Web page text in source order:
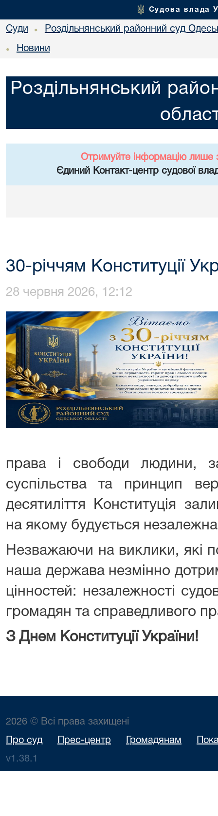
Судова влада
Суди • Роздільнянський районний суд
• Новини
Роздільнянський
Отримуйте інформацію лише
Єдиний Контакт-центр судової
30-річчям Конституції
28 червня 2026, 12:12
права і свободи людини,
суспільства та принцип
десятиліття Конституція
на якому будується
Незважаючи на виклики, які
наша держава незмінно
цінностей: незалежності
громадян та справедливого
З Днем Конституції України!
2026 © Всі права захищені
Про суд Прес-центр Громадянам
v1.38.1